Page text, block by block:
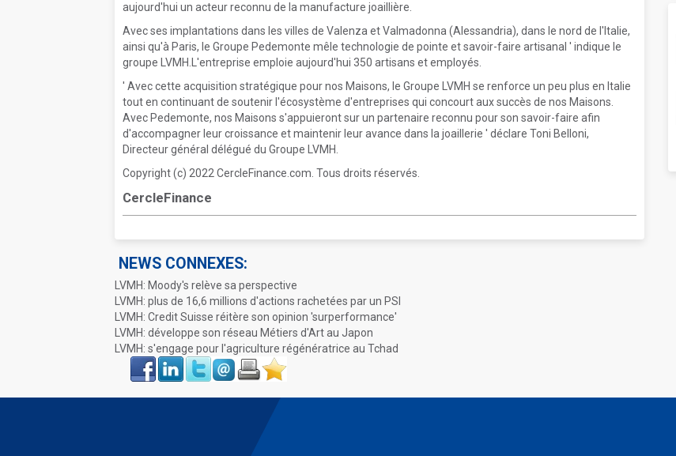
aujourd'hui un acteur reconnu de la manufacture joaillière.
Avec ses implantations dans les villes de Valenza et Valmadonna (Alessandria), dans le nord de l'Italie,
ainsi qu'à Paris, le Groupe Pedemonte mêle technologie de pointe et savoir-faire artisanal ' indique le
groupe LVMH.L'entreprise emploie aujourd'hui 350 artisans et employés.
' Avec cette acquisition stratégique pour nos Maisons, le Groupe LVMH se renforce un peu plus en Italie
tout en continuant de soutenir l'écosystème d'entreprises qui concourt aux succès de nos Maisons.
Avec Pedemonte, nos Maisons s'appuieront sur un partenaire reconnu pour son savoir-faire afin
d'accompagner leur croissance et maintenir leur avance dans la joaillerie ' déclare Toni Belloni,
Directeur général délégué du Groupe LVMH.
Copyright (c) 2022 CercleFinance.com. Tous droits réservés.
CercleFinance
NEWS CONNEXES:
LVMH: Moody's relève sa perspective
LVMH: plus de 16,6 millions d'actions rachetées par un PSI
LVMH: Credit Suisse réitère son opinion 'surperformance'
LVMH: développe son réseau Métiers d'Art au Japon
LVMH: s'engage pour l'agriculture régénératrice au Tchad
Face
book
LinkIn Twitter Envoyer ImprimerFavoris